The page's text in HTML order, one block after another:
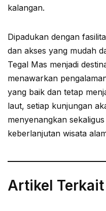
kalangan.
Dipadukan dengan
dan akses yang mudah
Tegal Mas menjadi
menawarkan
yang baik dan tetap
laut, setiap kunjungan
menyenangkan
keberlanjutan wisata
Artikel Terkait